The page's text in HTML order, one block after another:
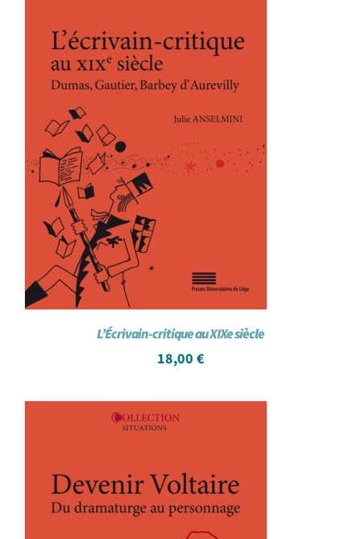
L’Écrivain-critique au XIXe siècle
18,00 €